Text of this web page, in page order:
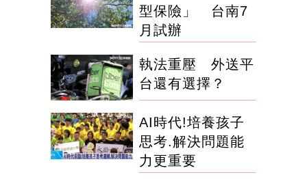
型保險」 台南7
月試辦
執法重壓 外送平
台還有選擇？
AI時代!培養孩子
思考.解決問題能
力更重要